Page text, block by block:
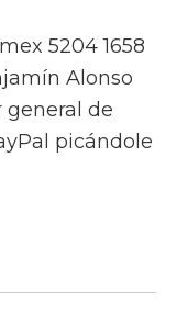
5204 1658
Alonso
general de
picándole